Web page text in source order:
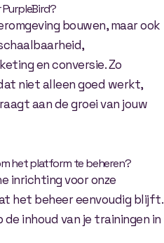
bouwen, maar ook
en conversie. Zo
niet alleen goed werkt,
aan de groei van jouw
het platform te beheren?
inrichting voor onze
het beheer eenvoudig blijft.
inhoud van je trainingen in